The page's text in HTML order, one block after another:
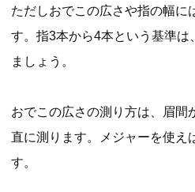
ただしおでこの広さや指の幅に
す。指3本から4本という基準は
ましょう。
おでこの広さの測り方は、眉間
直に測ります。メジャーを使え
す。